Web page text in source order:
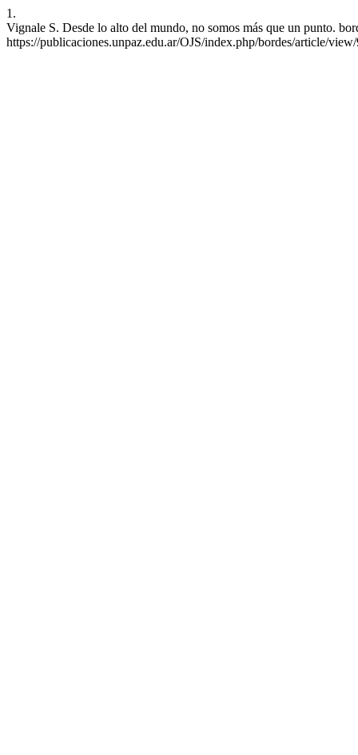
1.
Vignale S. Desde lo alto del mundo, no somos más que un punto.
https://publicaciones.unpaz.edu.ar/OJS/index.php/bordes/article/